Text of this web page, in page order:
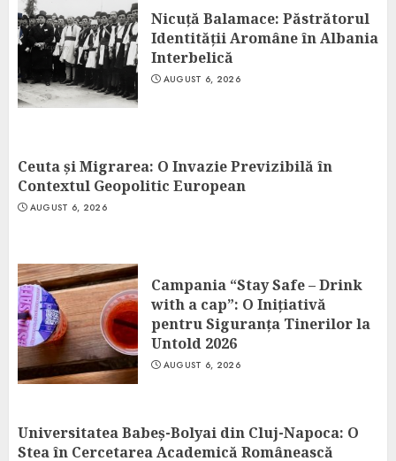
Nicuță Balamace: Păstrătorul
Identității Aromâne în Albania
Interbelică
AUGUST 6, 2026
Ceuta și Migrarea: O Invazie Previzibilă în
Contextul Geopolitic European
AUGUST 6, 2026
Campania “Stay Safe – Drink
with a cap”: O Inițiativă
pentru Siguranța Tinerilor la
Untold 2026
AUGUST 6, 2026
Universitatea Babeș-Bolyai din Cluj-Napoca: O
Stea în Cercetarea Academică Românească